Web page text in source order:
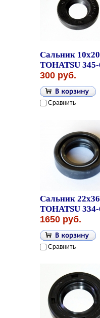
Сальник
TOHATSU
300 руб.
Сравнить
Сальник
TOHATSU
1650 руб.
Сравнить